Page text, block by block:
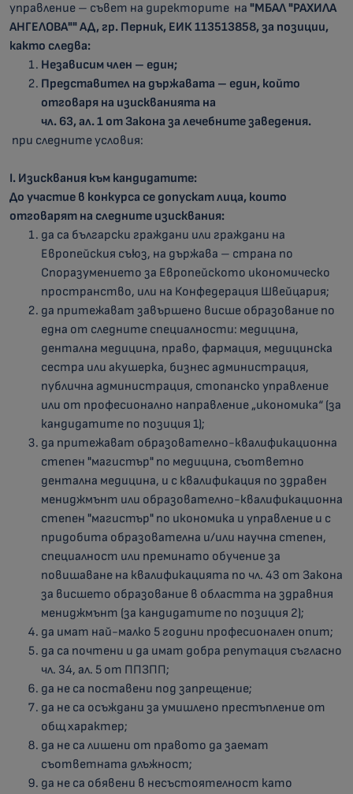
управление – съвет на директорите на "МБАЛ "РАХИЛА
АНГЕЛОВА"" АД, гр. Перник, ЕИК 113513858, за позиции,
както следва:
Независим член – един;
Представител на държавата – един, който
отговаря на изискванията на
чл. 63, ал. 1 от Закона за лечебните заведения.
при следните условия:
I. Изисквания към кандидатите:
До участие в конкурса се допускат лица, които
отговарят на следните изисквания:
да са български граждани или граждани на
Европейския съюз, на държава – страна по
Споразумението за Европейското икономическо
пространство, или на Конфедерация Швейцария;
да притежават завършено висше образование по
една от следните специалности: медицина,
дентална медицина, право, фармация, медицинска
сестра или акушерка, бизнес администрация,
публична администрация, стопанско управление
или от професионално направление „икономика“ (за
кандидатите по позиция 1);
да притежават образователно-квалификационна
степен "магистър" по медицина, съответно
дентална медицина, и с квалификация по здравен
мениджмънт или образователно-квалификационна
степен "магистър" по икономика и управление и с
придобита образователна и/или научна степен,
специалност или преминато обучение за
повишаване на квалификацията по чл. 43 от Закона
за висшето образование в областта на здравния
мениджмънт (за кандидатите по позиция 2);
да имат най-малко 5 години професионален опит;
да са почтени и да имат добра репутация съгласно
чл. 34, ал. 5 от ППЗПП;
да не са поставени под запрещение;
да не са осъждани за умишлено престъпление от
общ характер;
да не са лишени от правото да заемат
съответната длъжност;
да не са обявени в несъстоятелност като